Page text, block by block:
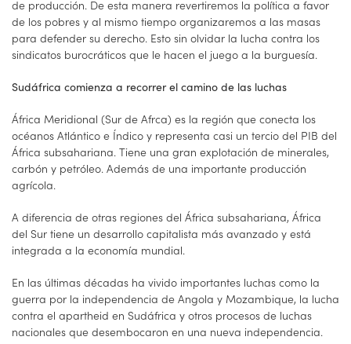
de producción. De esta manera revertiremos la política a favor
de los pobres y al mismo tiempo organizaremos a las masas
para defender su derecho. Esto sin olvidar la lucha contra los
sindicatos burocráticos que le hacen el juego a la burguesía.
Sudáfrica comienza a recorrer el camino de las luchas
África Meridional (Sur de Afrca) es la región que conecta los
océanos Atlántico e Índico y representa casi un tercio del PIB del
África subsahariana. Tiene una gran explotación de minerales,
carbón y petróleo. Además de una importante producción
agrícola.
A diferencia de otras regiones del África subsahariana, África
del Sur tiene un desarrollo capitalista más avanzado y está
integrada a la economía mundial.
En las últimas décadas ha vivido importantes luchas como la
guerra por la independencia de Angola y Mozambique, la lucha
contra el apartheid en Sudáfrica y otros procesos de luchas
nacionales que desembocaron en una nueva independencia.